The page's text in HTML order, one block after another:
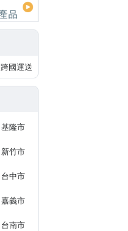
跨國運送
基隆市
新竹市
台中市
嘉義市
台南市